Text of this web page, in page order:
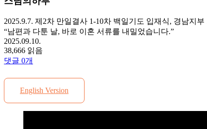
2025.9.7. 제2차 만일결사 1-10차 백일기도 입재식, 경남지
“남편과 다툰 날, 바로 이혼 서류를 내밀었습니다.”
2025.09.10.
38,666 읽음
댓글 0개
English Version